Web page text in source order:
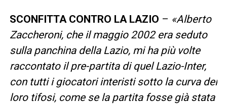
SCONFITTA CONTRO LA LAZIO – «Alberto
Zaccheroni, che il maggio 2002 era seduto
sulla panchina della Lazio, mi ha più volte
raccontato il pre-partita di quel Lazio-Inter,
con tutti i giocatori interisti sotto la curva dei
loro tifosi, come se la partita fosse già stata